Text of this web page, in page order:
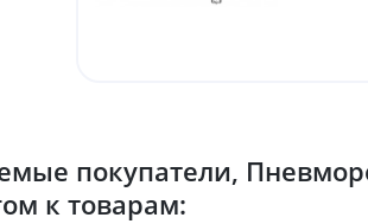
покупатели,
к товарам: